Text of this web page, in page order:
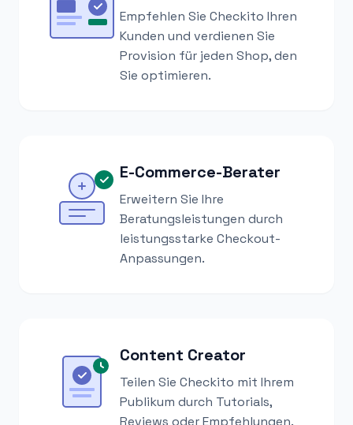
Empfehlen Sie Checkito Ihren
Kunden und verdienen Sie
Provision für jeden Shop, den
Sie optimieren.
E-Commerce-Berater
Erweitern Sie Ihre
Beratungsleistungen durch
leistungsstarke Checkout-
Anpassungen.
Content Creator
Teilen Sie Checkito mit Ihrem
Publikum durch Tutorials,
Reviews oder Empfehlungen.